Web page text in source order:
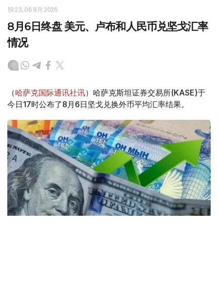
19:23, 06 8月 2026
8月6日终盘 美元、卢布和人民币兑坚戈汇率
情况
（哈萨克国际通讯社讯）哈萨克斯坦证券交易所(KASE)于
今日17时公布了8月6日坚戈兑换外币平均汇率结果。